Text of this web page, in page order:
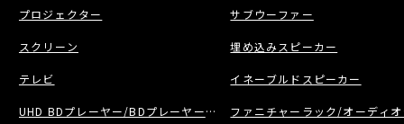
プロジェクター
スクリーン
テレビ
UHD BDプレーヤー/BDプレーヤー/BDレコーダー
サブウーファー
埋め込みスピーカー
イネーブルドスピーカー
ファニチャーラック/オーディ